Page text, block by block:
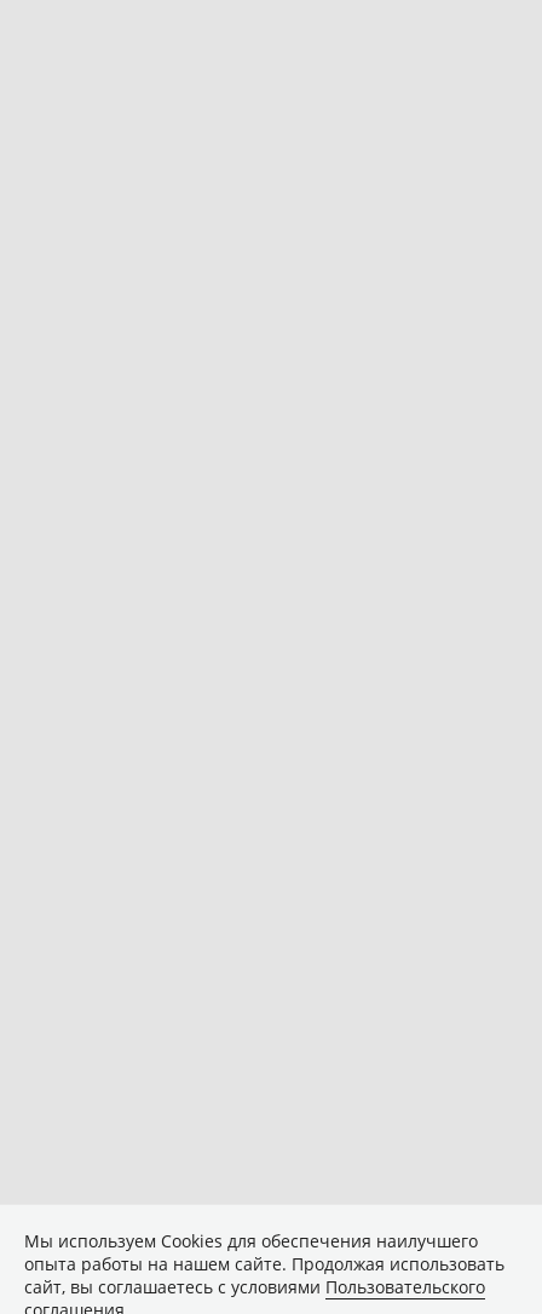
Мы используем Сookies для обеспечения наилучшего
опыта работы на нашем сайте. Продолжая использовать
сайт, вы соглашаетесь с условиями Пользовательского